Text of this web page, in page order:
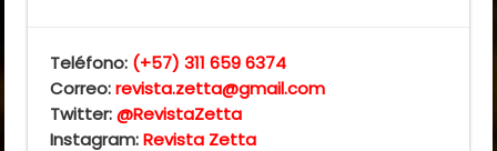
Teléfono: (+57) 311 659 6374
Correo:revista.zetta@gmail.com
Twitter:@RevistaZetta
Instagram:Revista Zetta